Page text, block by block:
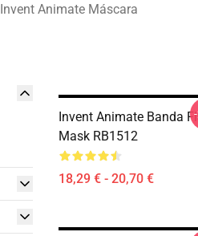
Invent Animate Máscara
Invent Animate Banda
Mask RB1512
18,29 € - 20,70 €